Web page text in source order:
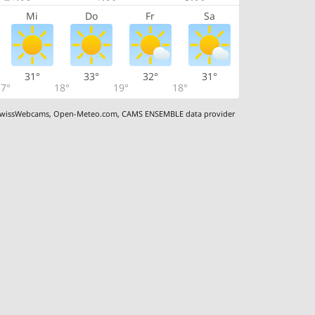
Mi Do Fr Sa
31°
18°
33°
19°
32°
18°
31°
,Open-Meteo.com,CAMS ENSEMBLE data provider